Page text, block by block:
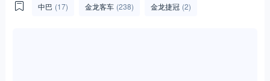
中巴 (17) 金龙客车 (238) 金龙捷冠 (2)